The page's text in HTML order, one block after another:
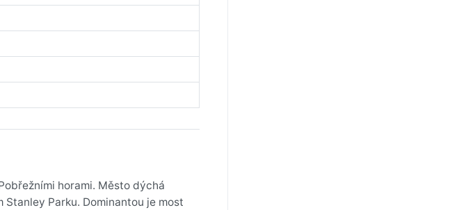
horami. Město dýchá
Parku. Dominantou je most